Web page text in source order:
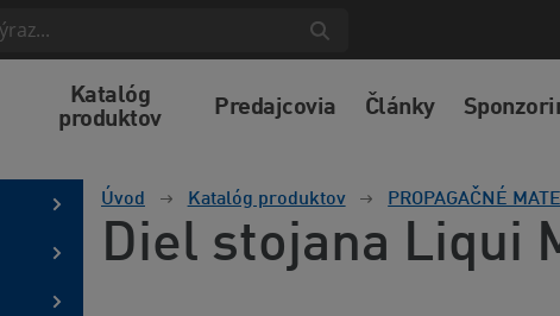
Katalóg
produktov
Predajcovia Články
Úvod Katalóg produktov PROPAGAČNÉ
Diel stojana Liqui